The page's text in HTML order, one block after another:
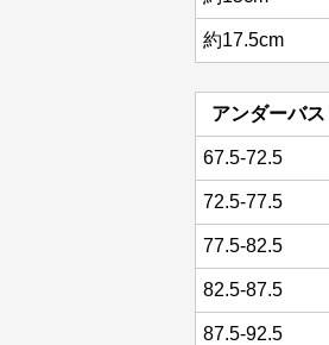
約17.5cm
アンダーバス
67.5-72.5
72.5-77.5
77.5-82.5
82.5-87.5
87.5-92.5